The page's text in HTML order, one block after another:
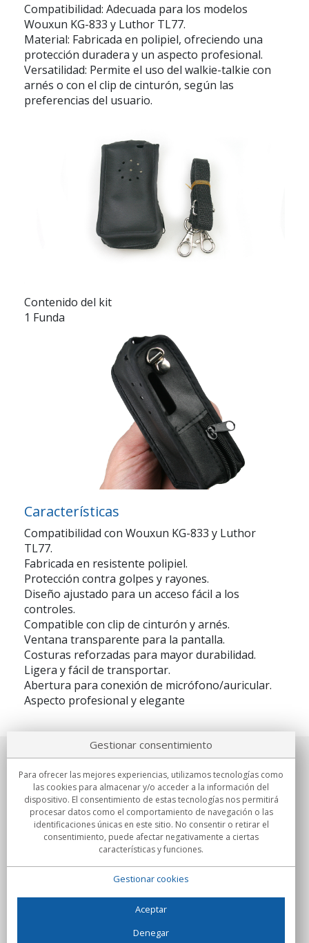
Compatibilidad: Adecuada para los modelos
Wouxun KG-833 y Luthor TL77.
Material: Fabricada en polipiel, ofreciendo una
protección duradera y un aspecto profesional.
Versatilidad: Permite el uso del walkie-talkie con
arnés o con el clip de cinturón, según las
preferencias del usuario.
Contenido del kit
1 Funda
Características
Compatibilidad con Wouxun KG-833 y Luthor
TL77.
Fabricada en resistente polipiel.
Protección contra golpes y rayones.
Diseño ajustado para un acceso fácil a los
controles.
Compatible con clip de cinturón y arnés.
Ventana transparente para la pantalla.
Costuras reforzadas para mayor durabilidad.
Ligera y fácil de transportar.
Abertura para conexión de micrófono/auricular.
Aspecto profesional y elegante
Sobre nosotros
Compromisos
Compras
Gestionar consentimiento
Para ofrecer las mejores experiencias, utilizamos tecnologías como
las cookies para almacenar y/o acceder a la información del
dispositivo. El consentimiento de estas tecnologías nos permitirá
procesar datos como el comportamiento de navegación o las
identificaciones únicas en este sitio. No consentir o retirar el
consentimiento, puede afectar negativamente a ciertas
características y funciones.
Gestionar cookies
Aceptar
Denegar